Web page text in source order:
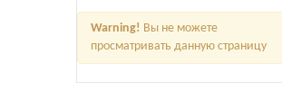
Warning! Вы не можете
просматривать данную страницу